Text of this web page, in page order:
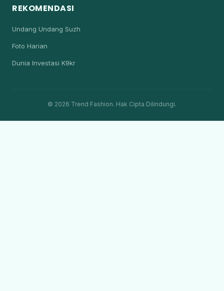
REKOMENDASI
Undang Undang Suzh
Foto Harian
Dunia Investasi K9kr
© 2026 Trend Fashion. Hak Cipta Dilindungi.